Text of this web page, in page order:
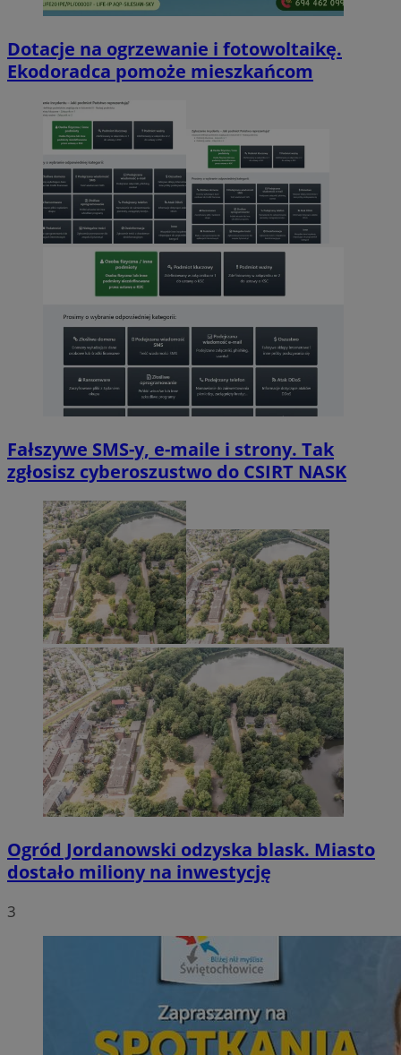
Dotacje na ogrzewanie i fotowoltaikę.
Ekodoradca pomoże mieszkańcom
Fałszywe SMS-y, e-maile i strony. Tak
zgłosisz cyberoszustwo do CSIRT NASK
Ogród Jordanowski odzyska blask. Miasto
dostało miliony na inwestycję
3